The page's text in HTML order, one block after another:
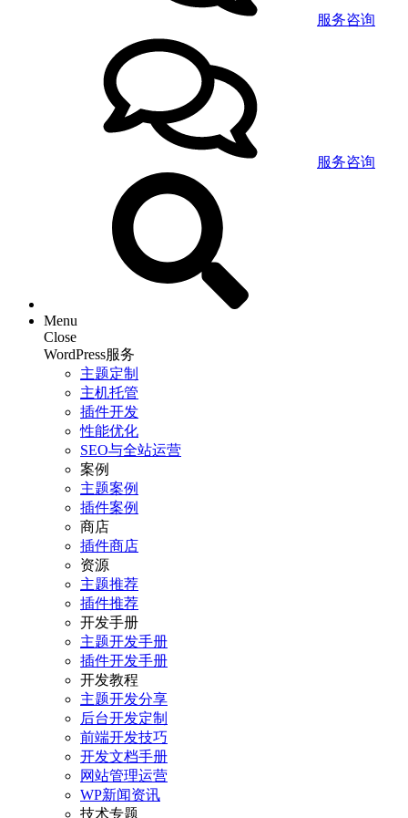
服务咨询
服务咨询
Menu
Close
WordPress服务
主题定制
主机托管
插件开发
性能优化
SEO与全站运营
案例
主题案例
插件案例
商店
插件商店
资源
主题推荐
插件推荐
开发手册
主题开发手册
插件开发手册
开发教程
主题开发分享
后台开发定制
前端开发技巧
开发文档手册
网站管理运营
WP新闻资讯
技术专题